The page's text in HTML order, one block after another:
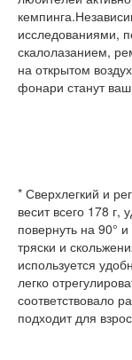
исследованиями,
скалолазанием,
на открытом
фонари станут
* Сверхлегкий и
весит всего 178
повернуть на 90°
тряски и
используется
легко
соответствовало
подходит для